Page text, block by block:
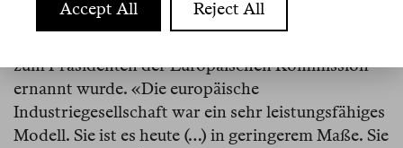
zum Präsidenten der Europäischen Kommission
ernannt wurde. «Die europäische
Industriegesellschaft war ein sehr leistungsfähiges
Modell. Sie ist es heute (…) in geringerem Maße. Sie
Accept All Reject All